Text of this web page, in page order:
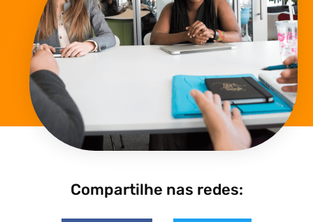
Compartilhe nas redes: